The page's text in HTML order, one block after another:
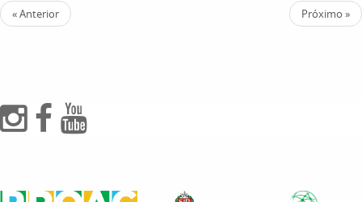
« Anterior Próximo »